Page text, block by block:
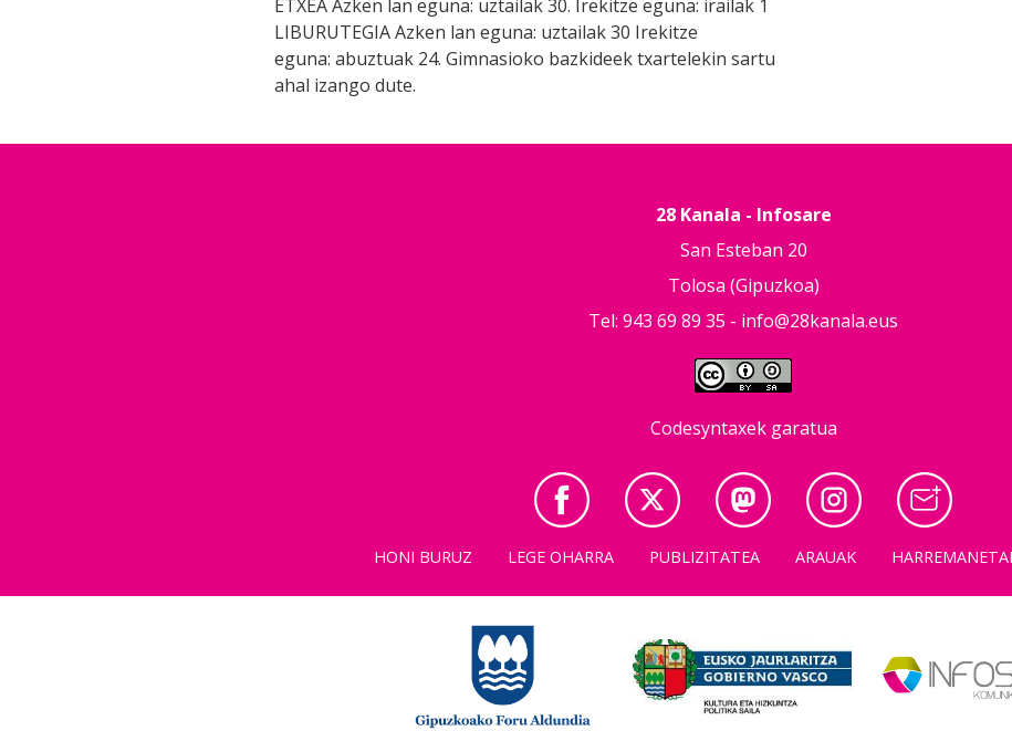
ETXEA Azken lan eguna: uztailak 30. Irekitze eguna: irailak 1
LIBURUTEGIA Azken lan eguna: uztailak 30 Irekitze
eguna: abuztuak 24. Gimnasioko bazkideek txartelekin sartu
ahal izango dute.
28 Kanala - Infosare
San Esteban 20
Tolosa (Gipuzkoa)
Tel: 943 69 89 35 - info@28kanala.eus
Codesyntaxek garatua
HONI BURUZ LEGE OHARRA PUBLIZITATEA ARAUAK